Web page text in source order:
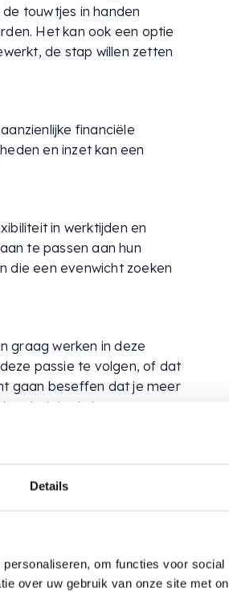
Details
om functies voor
over uw gebruik van onze site met
touwtjes in handen
Het kan ook een optie
de stap willen zetten
financiële
en inzet kan een
in werktijden en
te passen aan hun
die een evenwicht zoeken
graag werken in deze
passie te volgen, of dat
gaan beseffen dat je meer
heb je de kans om
met verschillende
in hun leven: het
zijn.